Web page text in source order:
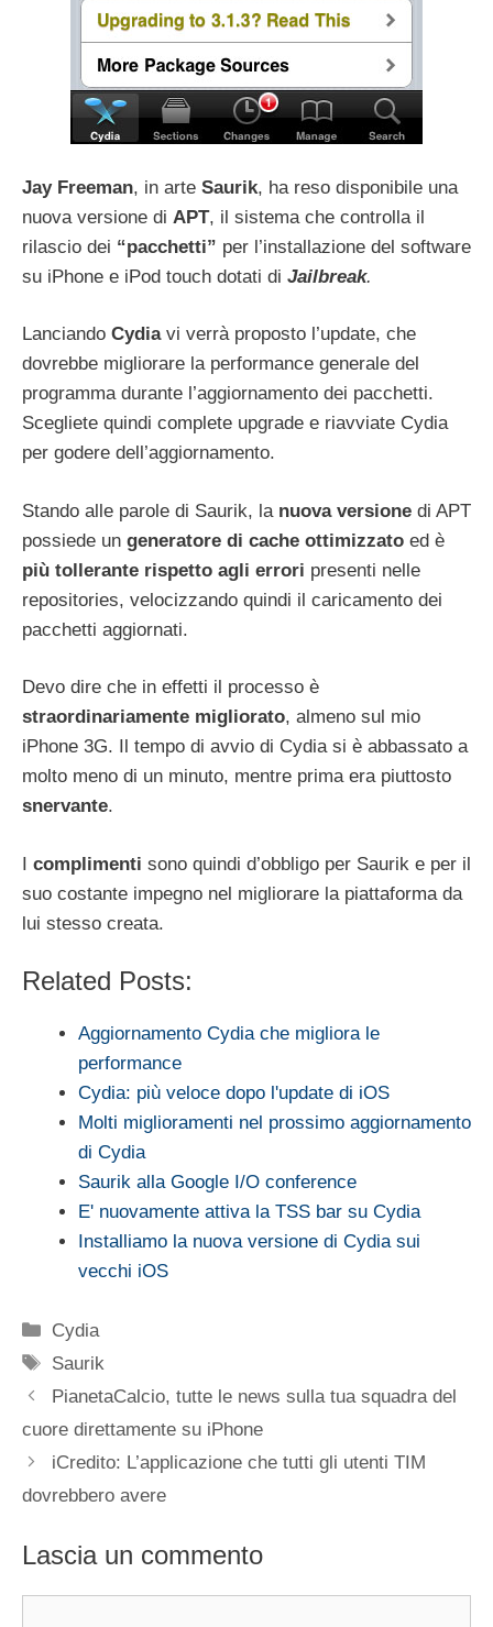
Jay Freeman, in arte Saurik, ha reso disponibile una
nuova versione di APT, il sistema che controlla il
rilascio dei “pacchetti” per l’installazione del software
su iPhone e iPod touch dotati di Jailbreak.
Lanciando Cydiavi verrà proposto l’update, che
dovrebbe migliorare la performance generale del
programma durante l’aggiornamento dei pacchetti.
Scegliete quindi complete upgrade e riavviate Cydia
per godere dell’aggiornamento.
Stando alle parole di Saurik, la nuova versione di APT
possiede un generatore di cache ottimizzato ed è
più tollerante rispetto agli errori presenti nelle
repositories, velocizzando quindi il caricamento dei
pacchetti aggiornati.
Devo dire che in effetti il processo è
straordinariamente migliorato, almeno sul mio
iPhone 3G. Il tempo di avvio di Cydia si è abbassato a
molto meno di un minuto, mentre prima era piuttosto
snervante.
I complimenti sono quindi d’obbligo per Saurik e per il
suo costante impegno nel migliorare la piattaforma da
lui stesso creata.
Related Posts:
Aggiornamento Cydia che migliora le
performance
Cydia: più veloce dopo l'update di iOS
Molti miglioramenti nel prossimo aggiornamento
di Cydia
Saurik alla Google I/O conference
E' nuovamente attiva la TSS bar su Cydia
Installiamo la nuova versione di Cydia sui
vecchi iOS
Categorie
Cydia
Tag
Saurik
PianetaCalcio, tutte le news sulla tua squadra del
cuore direttamente su iPhone
iCredito: L’applicazione che tutti gli utenti TIM
dovrebbero avere
Lascia un commento